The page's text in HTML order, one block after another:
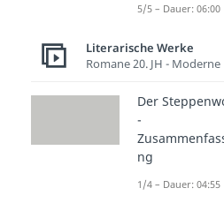
„Das
darin viele
dieser
Beispiel die
von
Fokus auf
der
5/5 – Dauer: 06:00
Literarische Werke
Romane 20. JH - Moderne
Der
-
ng
1/4 – Dauer: 04:55